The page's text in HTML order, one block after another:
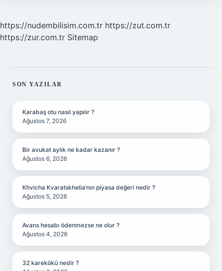
https://nudembilisim.com.tr https://zut.com.tr
https://zur.com.tr Sitemap
SIDEBAR
SON YAZILAR
Karabaş otu nasıl yapılır ?
Ağustos 7, 2026
Bir avukat aylık ne kadar kazanır ?
Ağustos 6, 2026
Khvicha Kvaratskhelia’nın piyasa değeri nedir ?
Ağustos 5, 2026
Avans hesabı ödenmezse ne olur ?
Ağustos 4, 2026
32 karekökü nedir ?